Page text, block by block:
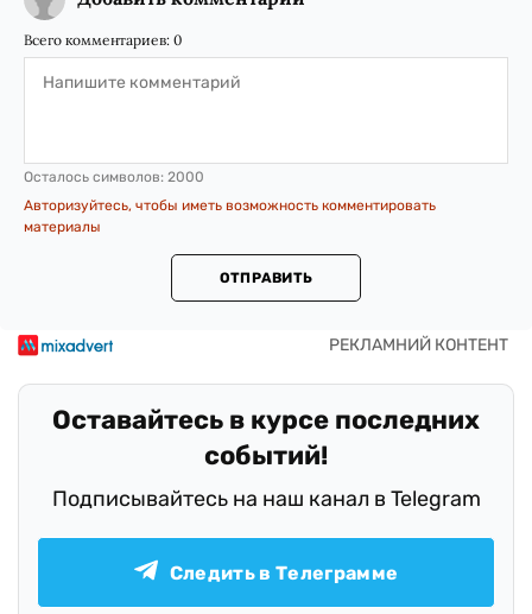
Всего комментариев: 0
Осталось символов: 2000
Авторизуйтесь, чтобы иметь возможность комментировать
материалы
ОТПРАВИТЬ
Оставайтесь в курсе последних
событий!
Подписывайтесь на наш канал в Telegram
Следить в Телеграмме